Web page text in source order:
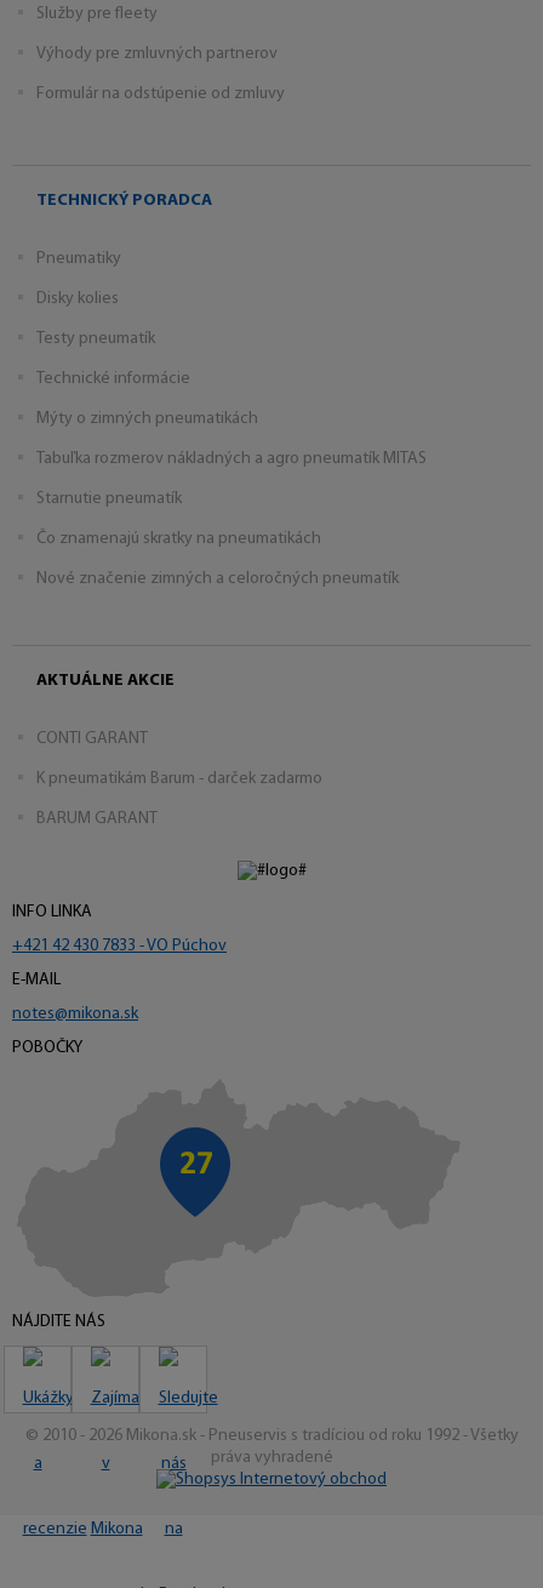
Služby pre fleety
Výhody pre zmluvných partnerov
Formulár na odstúpenie od zmluvy
TECHNICKÝ PORADCA
Pneumatiky
Disky kolies
Testy pneumatík
Technické informácie
Mýty o zimných pneumatikách
Tabuľka rozmerov nákladných a agro pneumatík MITAS
Starnutie pneumatík
Čo znamenajú skratky na pneumatikách
Nové značenie zimných a celoročných pneumatík
AKTUÁLNE AKCIE
CONTI GARANT
K pneumatikám Barum - darček zadarmo
BARUM GARANT
INFO LINKA
+421 42 430 7833 - VO Púchov
E-MAIL
notes@mikona.sk
POBOČKY
NÁJDITE NÁS
© 2010 - 2026 Mikona.sk - Pneuservis s tradíciou od roku 1992 - Všetky
práva vyhradené